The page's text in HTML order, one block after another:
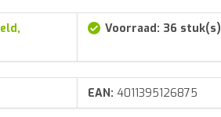
Voorraad: 36 stuk(s)
EAN: 4011395126875